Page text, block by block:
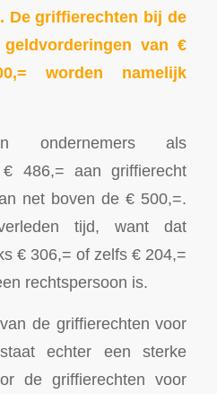
De griffierechten bij de
van €
worden namelijk
ondernemers als
486,= aan griffierecht
net boven de € 500,=.
tijd, want dat
€ 306,= of zelfs € 204,=
rechtspersoon is.
de griffierechten voor
echter een sterke
de griffierechten voor